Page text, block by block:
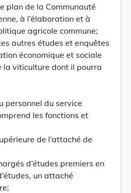
plan de la Communauté
à l’élaboration et à
agricole commune;
autres études et enquêtes
économique et sociale
la viticulture dont il pourra
personnel du service
les fonctions et
de l’attaché de
d’études premiers en
un attaché